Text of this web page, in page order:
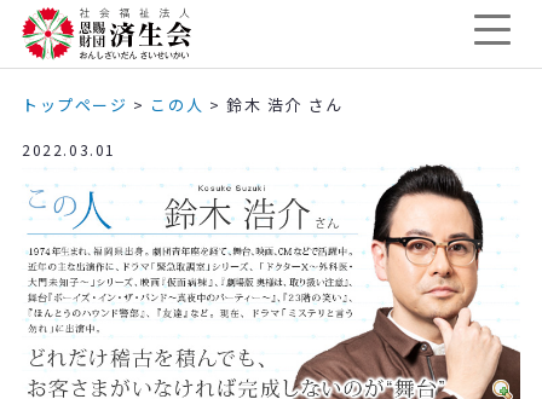
トップページ > この人 > 鈴木 浩介 さん
2022.03.01